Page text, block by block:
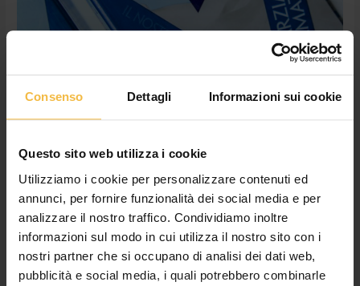
Consenso Dettagli Informazioni sui cookie
Questo sito web utilizza i cookie
Utilizziamo i cookie per personalizzare contenuti ed
annunci, per fornire funzionalità dei social media e per
analizzare il nostro traffico. Condividiamo inoltre
informazioni sul modo in cui utilizza il nostro sito con i
nostri partner che si occupano di analisi dei dati web,
pubblicità e social media, i quali potrebbero combinarle
IL LATTE DELLA SOLIDARIETA’ IN
VENDITA DOMANI AL CONSORZIO
News/adminconsorzioac
Un gesto importante nei confronti delle aziende del settore
zootecnico Far conoscere ai consumatori il vero latte Made in
Italy, difendendo le stalle lombarde e mettendo al sicuro il
sistema zootecnico regionale che produce il 40% del latte
italiano. Questi gli obiettivi del “latte della solidarieta”” e del
piano salva stalle messo a punto da Coldiretti e […]
CONSORZIO
CREMONA